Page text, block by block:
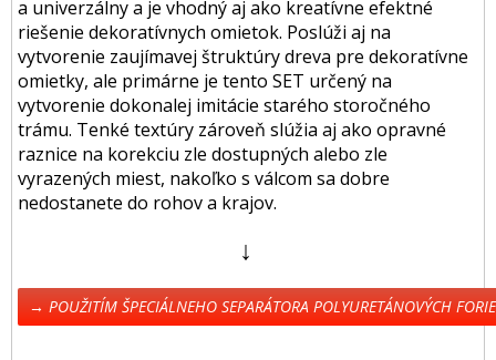
a univerzálny a je vhodný aj ako kreatívne efektné
riešenie dekoratívnych omietok. Poslúži aj na
vytvorenie zaujímavej štruktúry dreva pre dekoratívne
omietky, ale primárne je tento SET určený na
vytvorenie dokonalej imitácie starého storočného
trámu. Tenké textúry zároveň slúžia aj ako opravné
raznice na korekciu zle dostupných alebo zle
vyrazených miest, nakoľko s válcom sa dobre
nedostanete do rohov a krajov.
↓
→ POUŽITÍM ŠPECIÁLNEHO SEPARÁTORA POLYURETÁNOVÝCH